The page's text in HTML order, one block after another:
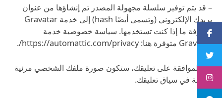
– قد يتم توفير سلسلة مجهولة المصدر تم إنشاؤها من عنوان
بريدك الإلكتروني (وتسمى أيضًا hash) إلى خدمة Gravatar
لمعرفة ما إذا كنت تستخدمها. سياسة خصوصية خدمة
Gravatar متوفرة هنا: https://automattic.com/privacy/.
بعد الموافقة على تعليقك، ستكون صورة ملفك الشخصي مرئية
للعامة في سياق تعليقك.
Button
Button